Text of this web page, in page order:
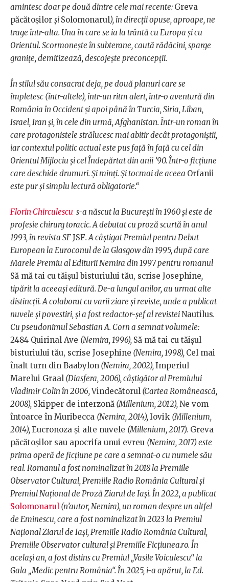
amintesc doar pe două dintre cele mai recente: Greva
păcătoșilor și Solomonarul), în direcții opuse, aproape, ne
trage într-alta. Una în care se ia la trântă cu Europa și cu
Orientul. Scormonește în subterane, caută rădăcini, sparge
granițe, demitizează, descojește preconcepții.
În stilul său consacrat deja, pe două planuri care se
împletesc (într-altele), într-un ritm alert, într-o aventură din
România în Occident și apoi până în Turcia, Siria, Liban,
Israel, Iran și, în cele din urmă, Afghanistan. Într-un roman în
care protagonistele strălucesc mai abitir decât protagoniștii,
iar contextul politic actual este pus față în față cu cel din
Orientul Mijlociu și cel Îndepărtat din anii ’90. Într-o ficțiune
care deschide drumuri. Și minți. Și tocmai de aceea Orfanii
este pur și simplu lectură obligatorie.“
Florin Chirculescu s-a născut la București în 1960 și este de
profesie chirurg toracic. A debutat cu proză scurtă în anul
1993, în revista SFJSF. A câștigat Premiul pentru Debut
European la Euroconul de la Glasgow din 1995, după care
Marele Premiu al Editurii Nemira din 1997 pentru romanul
Să mă tai cu tăișul bisturiului tău, scrise Josephine,
tipărit la aceeași editură. De-a lungul anilor, au urmat alte
distincții. A colaborat cu varii ziare și reviste, unde a publicat
nuvele și povestiri, și a fost redactor-șef al revisteiNautilus.
Cu pseudonimul Sebastian A. Corn a semnat volumele:
2484 Quirinal Ave (Nemira, 1996), Să mă tai cu tăișul
bisturiului tău, scrise Josephine (Nemira, 1998), Cel mai
înalt turn din Baabylon (Nemira, 2002),Imperiul
Marelui Graal (Diasfera, 2006), câștigător al Premiului
Vladimir Colin în 2006,Vindecătorul (Cartea Românească,
2008), Skipper de interzonă (Millenium, 2012),Ne vom
întoarce în Muribecca (Nemira, 2014),Iovik (Millenium,
2014),Eucronoza și alte nuvele (Millenium, 2017). Greva
păcătoșilor sau apocrifa unui evreu (Nemira, 2017) este
prima operă de ficțiune pe care a semnat-o cu numele său
real. Romanul a fost nominalizat în 2018 la Premiile
Observator Cultural, Premiile Radio România Cultural și
Premiul Național de Proză Ziarul de Iași. În 2022, a publicat
Solomonarul (n’autor, Nemira), un roman despre un altfel
de Eminescu, care a fost nominalizat în 2023 la Premiul
Național Ziarul de Iași, Premiile Radio România Cultural,
Premiile Observator cultural și Premiile Ficțiunea.ro. În
același an, a fost distins cu Premiul „Vasile Voiculescu“ la
Gala „Medic pentru România“. În 2025, i-a apărut, la Ed.